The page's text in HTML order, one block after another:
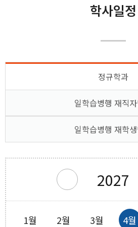
평
학사일정
정규학과
일학습병행 재직
일학습병행 재학
2027
1월 2월 3월 4월